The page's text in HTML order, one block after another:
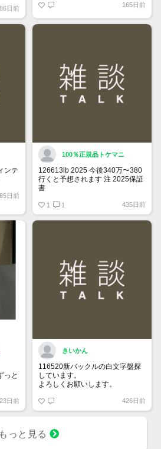
録が
86日前 165日前
ンテ
日前
100％正規品トケマニ
126613lb 2025 今後340万〜380
行くと予想されます 注 2025保証
書
2025/ @Watch_Monster_より
1 1 435日前
っと
日前
きいかん
116520新バックルの白文字盤探
しています。
よろしくお願いします。
426日前
もっと見る